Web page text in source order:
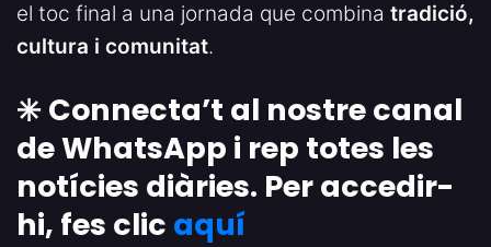
el toc final a una jornada que combina tradició,
cultura i comunitat.
✳️ Connecta’t al nostre canal
de WhatsApp i rep totes les
notícies diàries. Per accedir-
hi, fes clic aquí